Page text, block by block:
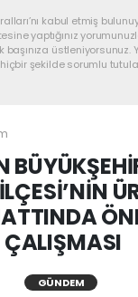
kabul etmiş
yaptığınız
üstleniyorsunuz.
şekilde sorumlu
ÇALIŞMASI
GÜNDEM